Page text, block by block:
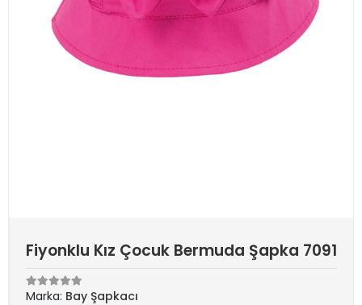
Fiyonklu Kız Çocuk Bermuda Şapka 7091
Marka: Bay Şapkacı